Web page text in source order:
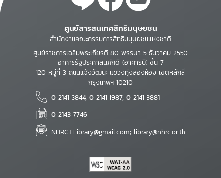
ศูนย์สารสนเทศสิทธิมนุษยชน
สำนักงานคณะกรรมการสิทธิมนุษยชนแห่งชาติ
ศูนย์ราชการเฉลิมพระเกียรติ 80 พรรษา 5 ธันวาคม 2550
อาคารรัฐประศาสนภักดี (อาคารบี) ชั้น 7
120 หมู่ที่ 3 ถนนแจ้งวัฒนะ แขวงทุ่งสองห้อง เขตหลักสี่
กรุงเทพฯ 10210
0 2141 3844, 0 2141 1987, 0 2141 3881
0 2143 7746
NHRCT.Library@gmail.com; library@nhrc.or.th